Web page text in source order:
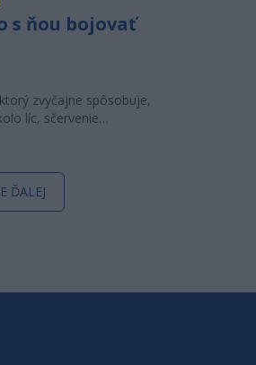
s ňou bojovať
zvyčajne spôsobuje,
líc, sčervenie…
ĎALEJ